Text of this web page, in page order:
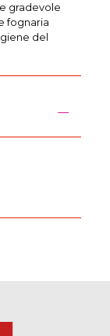
gradevole
fognaria
del